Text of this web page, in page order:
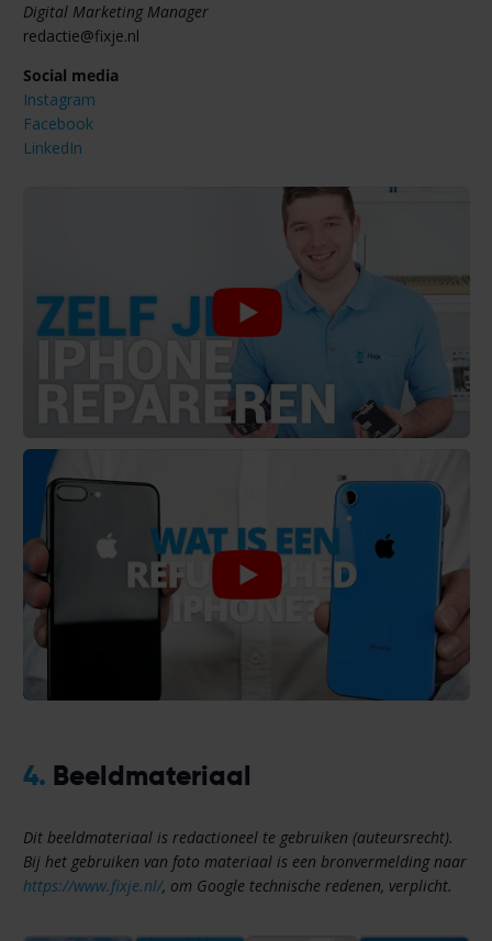
Digital Marketing Manager
redactie@fixje.nl
Social media
Instagram
Facebook
LinkedIn
4. Beeldmateriaal
Dit beeldmateriaal is redactioneel te gebruiken (auteursrecht).
Bij het gebruiken van foto materiaal is een bronvermelding naar
https://www.fixje.nl/, om Google technische redenen, verplicht.